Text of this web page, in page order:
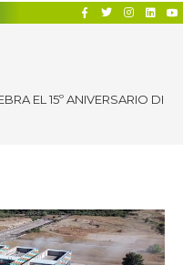
EL 15º ANIVERSARIO DE